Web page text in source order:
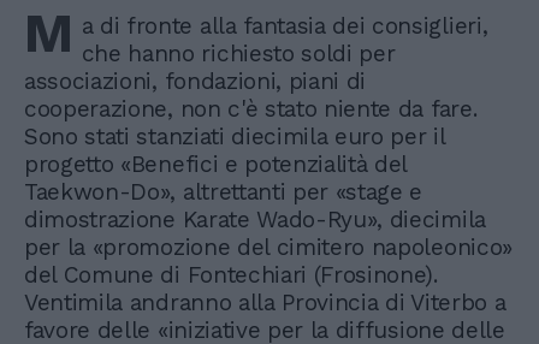
M a di fronte alla fantasia dei consiglieri,
che hanno richiesto soldi per
associazioni, fondazioni, piani di
cooperazione, non c'è stato niente da fare.
Sono stati stanziati diecimila euro per il
progetto «Benefici e potenzialità del
Taekwon-Do», altrettanti per «stage e
dimostrazione Karate Wado-Ryu», diecimila
per la «promozione del cimitero napoleonico»
del Comune di Fontechiari (Frosinone).
Ventimila andranno alla Provincia di Viterbo a
favore delle «iniziative per la diffusione delle